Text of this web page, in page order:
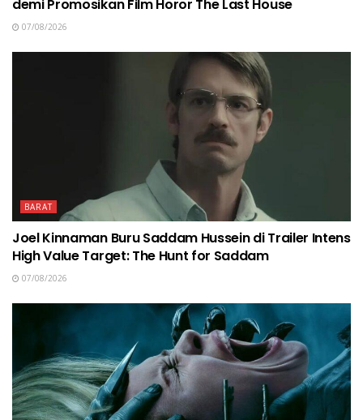
demi Promosikan Film Horor The Last House
07/08/2026
BARAT
Joel Kinnaman Buru Saddam Hussein di Trailer Intens
High Value Target: The Hunt for Saddam
07/08/2026